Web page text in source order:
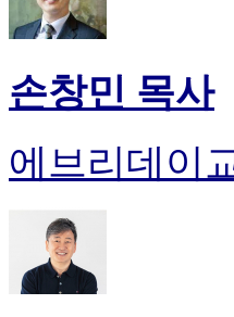
손창민 목사
에브리데이